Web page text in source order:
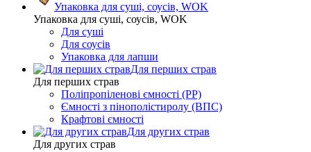
Упаковка для суші, соусів, WOK
Упаковка для суші, соусів, WOK
Для суші
Для соусів
Упаковка для лапши
Для перших страв
Для перших страв
Поліпропіленові ємності (PP)
Ємності з пінополістиролу (ВПС)
Крафтові ємності
Для других страв
Для других страв